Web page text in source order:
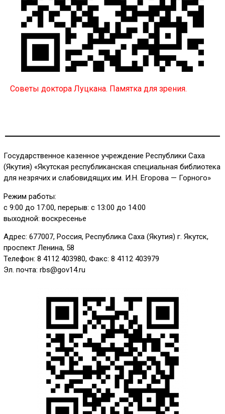
Советы доктора Луцкана. Памятка для зрения.
Государственное казенное учреждение Республики Саха
(Якутия) «Якутская республиканская специальная библиотека
для незрячих и слабовидящих им. И.Н. Егорова — Горного»
Режим работы:
с 9:00 до 17:00, перерыв: с 13:00 до 14:00
выходной: воскресенье
Адрес: 677007, Россия, Республика Саха (Якутия) г. Якутск,
проспект Ленина, 58
Телефон: 8 4112 403980, Факс: 8 4112 403979
Эл. почта: rbs@gov14.ru